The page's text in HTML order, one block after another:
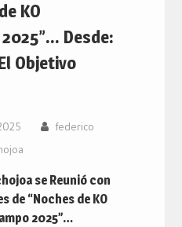
KO
Desde:
Objetivo
federico
se Reunió con
de “Noches de KO
2025”…